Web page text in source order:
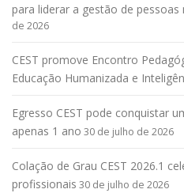
para liderar a gestão de pessoas
de 2026
CEST promove Encontro
Educação Humanizada e
Egresso CEST pode conquistar
apenas 1 ano 30 de julho de 2026
Colação de Grau CEST 2026.1
profissionais 30 de julho de 2026